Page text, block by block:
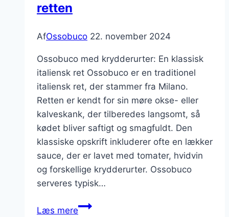
retten
AfOssobuco 22. november 2024
Ossobuco med krydderurter: En klassisk
italiensk ret Ossobuco er en traditionel
italiensk ret, der stammer fra Milano.
Retten er kendt for sin møre okse- eller
kalveskank, der tilberedes langsomt, så
kødet bliver saftigt og smagfuldt. Den
klassiske opskrift inkluderer ofte en lækker
sauce, der er lavet med tomater, hvidvin
og forskellige krydderurter. Ossobuco
serveres typisk…
Læs mereOssobuco